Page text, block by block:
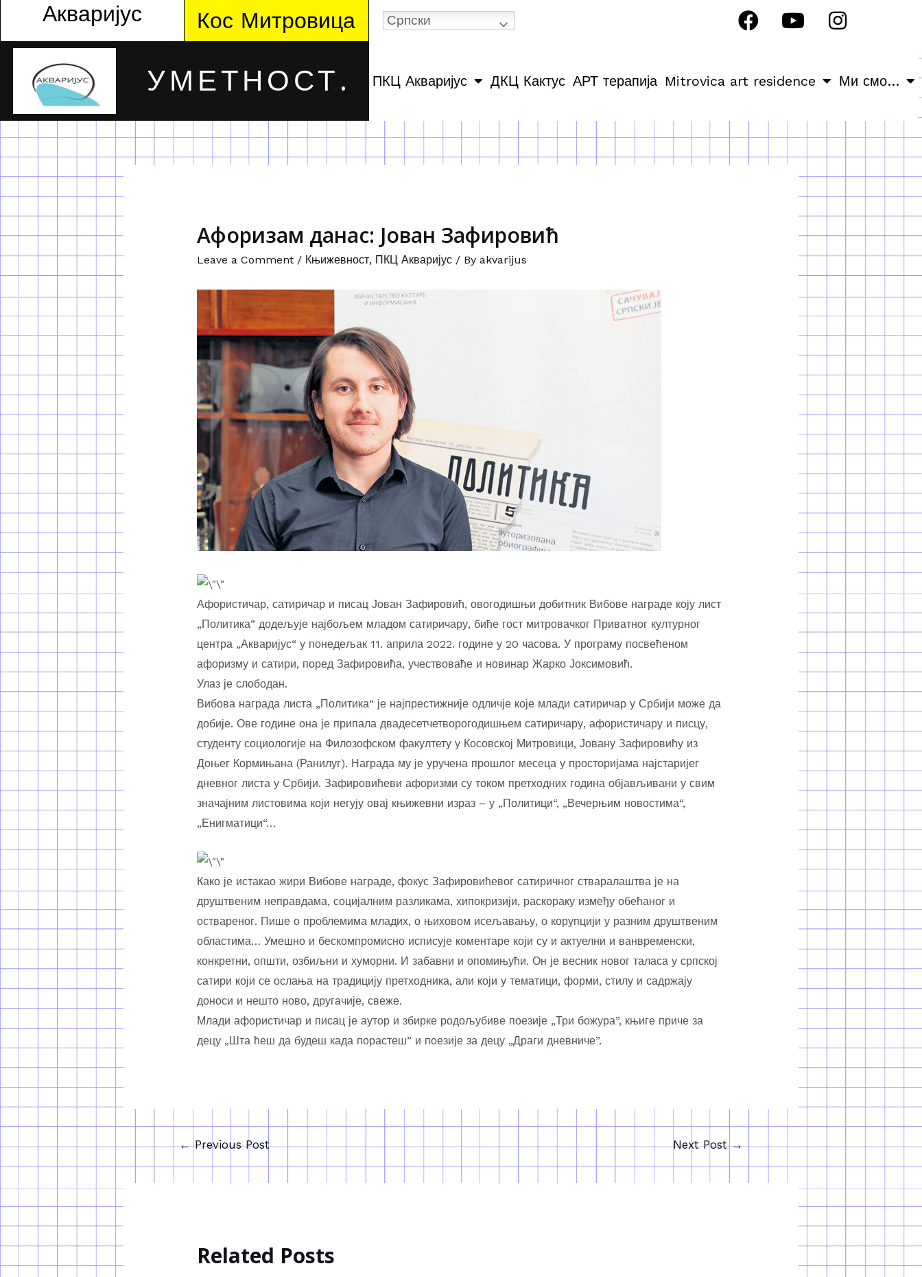
Акваријус Кос Митровица Српски
УМЕТНОСТ. ПКЦ Акваријус ДКЦ Кактус АРТ терапија Mitrovica art residence Ми смо…
Афоризам данас: Јован Зафировић
Leave a Comment / Књижевност, ПКЦ Акваријус/ By akvarijus
Афористичар, сатиричар и писац Јован Зафировић, овогодишњи добитник Вибове награде коју лист
„Политика” додељује најбољем младом сатиричару, биће гост митровачког Приватног културног
центра „Акваријус“ у понедељак 11. априла 2022. године у 20 часова. У програму посвећеном
афоризму и сатири, поред Зафировића, учествоваће и новинар Жарко Јоксимовић.
Улаз је слободан.
Вибова награда листа „Политика“ је најпрестижније одличје које млади сатиричар у Србији може да
добије. Ове године она је припала двадесетчетворогодишњем сатиричару, афористичару и писцу,
студенту социологије на Филозофском факултету у Косовској Митровици, Јовану Зафировићу из
Доњег Кормињана (Ранилуг). Награда му је уручена прошлог месеца у просторијама најстаријег
дневног листа у Србији. Зафировићеви афоризми су током претходних година објављивани у свим
значајним листовима који негују овај књижевни израз – у „Политици“, „Вечерњим новостима“,
„Енигматици“…
Како је истакао жири Вибове награде, фокус Зафировићевог сатиричног стваралаштва је на
друштвеним неправдама, социјалним разликама, хипокризији, раскораку између обећаног и
оствареног. Пише о проблемима младих, о њиховом исељавању, о корупцији у разним друштвеним
областима… Умешно и бескомпромисно исписује коментаре који су и актуелни и ванвременски,
конкретни, општи, озбиљни и хуморни. И забавни и опомињући. Он је весник новог таласа у српској
сатири који се ослања на традицију претходника, али који у тематици, форми, стилу и садржају
доноси и нешто ново, другачије, свеже.
Млади афористичар и писац је аутор и збирке родољубиве поезије „Три божура”, књиге приче за
децу „Шта ћеш да будеш када порастеш” и поезије за децу „Драги дневниче”.
←Previous Post Next Post→
Related Posts